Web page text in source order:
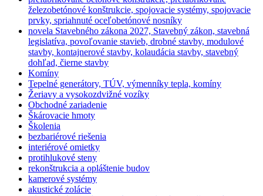
železobetónové konštrukcie, spojovacie systémy, spojovacie
prvky, spriahnuté oceľobetónové nosníky
novela Stavebného zákona 2027, Stavebný zákon, stavebná
legislatíva, povoľovanie stavieb, drobné stavby, modulové
stavby, kontajnerové stavby, kolaudácia stavby, stavebný
dohľad, čierne stavby
Komíny
Tepelné generátory, TÚV, výmenníky tepla, komíny
Žeriavy a vysokozdvižné vozíky
Obchodné zariadenie
Škárovacie hmoty
Školenia
bezbariérové riešenia
interiérové omietky
protihlukové steny
rekonštrukcia a opláštenie budov
kamerové systémy
akustické zolácie